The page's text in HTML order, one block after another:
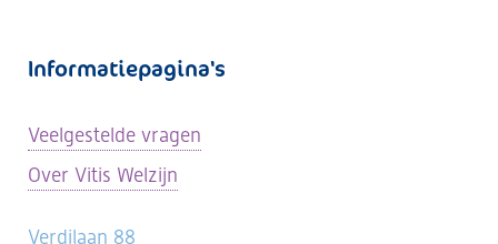
Informatiepagina's
Veelgestelde vragen
Over Vitis Welzijn
Verdilaan 88